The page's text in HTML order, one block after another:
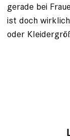
gerade bei
ist doch
oder